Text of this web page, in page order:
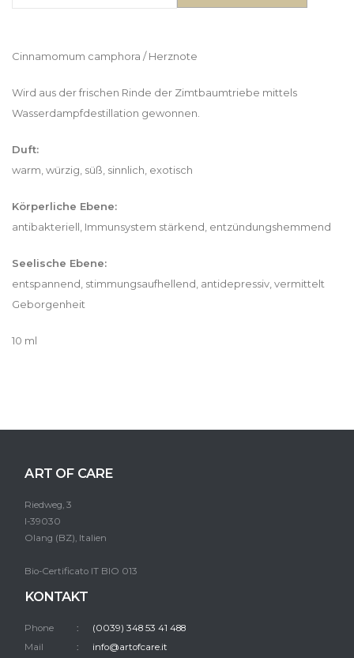
Cinnamomum camphora / Herznote
Wird aus der frischen Rinde der Zimtbaumtriebe mittels
Wasserdampfdestillation gewonnen.
Duft:
warm, würzig, süß, sinnlich, exotisch
Körperliche Ebene:
antibakteriell, Immunsystem stärkend, entzündungshemmend
Seelische Ebene:
entspannend, stimmungsaufhellend, antidepressiv, vermittelt
Geborgenheit
10 ml
ART OF CARE
Riedweg, 3
I-39030
Olang (BZ), Italien
Bio-Certificato IT BIO 013
KONTAKT
Phone
(0039) 348 53 41 488
Mail
info@artofcare.it